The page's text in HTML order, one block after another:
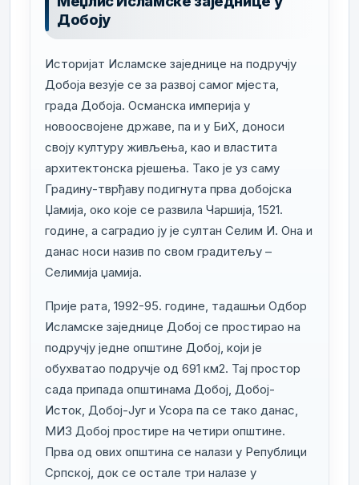
Добоју
Историјат Исламске заједнице на подручју
Добоја везује се за развој самог мјеста,
града Добоја. Османска империја у
новоосвојене државе, па и у БиХ, доноси
своју културу живљења, као и властита
архитектонска рјешења. Тако је уз саму
Градину-тврђаву подигнута прва добојска
Џамија, око које се развила Чаршија, 1521.
године, а саградио ју је султан Селим И. Она и
данас носи назив по свом градитељу –
Селимија џамија.
Прије рата, 1992-95. године, тадашњи Одбор
Исламске заједнице Добој се простирао на
подручју једне општине Добој, који је
обухватао подручје од 691 км2. Тај простор
сада припада општинама Добој, Добој-
Исток, Добој-Југ и Усора па се тако данас,
МИЗ Добој простире на четири општине.
Прва од ових општина се налази у Републици
Српској, док се остале три налазе у